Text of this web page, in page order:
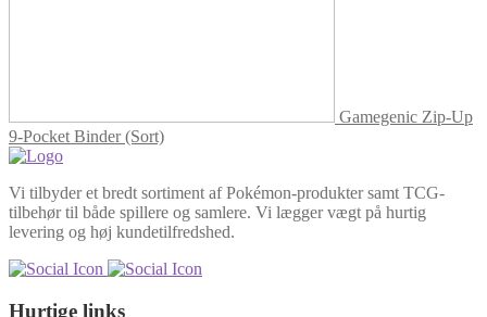
Gamegenic Zip-Up
9-Pocket Binder (Sort)
Vi tilbyder et bredt sortiment af Pokémon-produkter samt TCG-
tilbehør til både spillere og samlere. Vi lægger vægt på hurtig
levering og høj kundetilfredshed.
Hurtige links